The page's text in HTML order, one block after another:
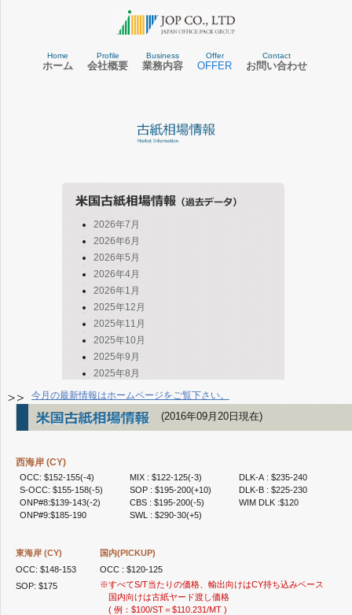
ホーム
Home
会社概要
Profile
業務内容
Business
OFFER
Offer
お問い合わせ
Contact
2026年7月
2026年6月
2026年5月
2026年4月
2026年1月
2025年12月
2025年11月
2025年10月
2025年9月
2025年8月
2025年7月
2025年6月
2025年5月
2025年2月
2025年1月
2024年12月
2024年8月
2024年7月
2024年6月
2024年5月
今月の最新情報はホームページをご覧下さい。
(2016年09月20日現在)
西海岸 (CY)
OCC: $152-155(-4)
S-OCC: $155-158(-5)
ONP#8:$139-143(-2)
ONP#9:$185-190
MIX : $122-125(-3)
SOP : $195-200(+10)
CBS : $195-200(-5)
SWL : $290-30(+5)
DLK-A : $235-240
DLK-B : $225-230
WIM DLK :$120
東海岸 (CY)
OCC: $148-153
SOP: $175
国内(PICKUP)
OCC : $120-125
※すべてS/T当たりの価格、輸出向けはCY持ち込みベース
国内向けは古紙ヤード渡し価格
( 例：$100/ST＝$110.231/MT )